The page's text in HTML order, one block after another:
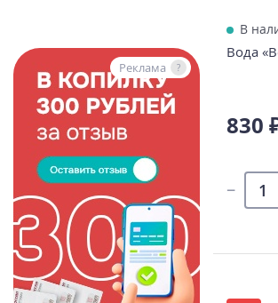
В
Вода
830
Реклама ?